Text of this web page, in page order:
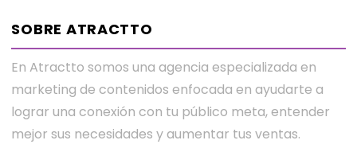
SOBRE ATRACTTO
En Atractto somos una agencia especializada en
marketing de contenidos enfocada en ayudarte a
lograr una conexión con tu público meta, entender
mejor sus necesidades y aumentar tus ventas.